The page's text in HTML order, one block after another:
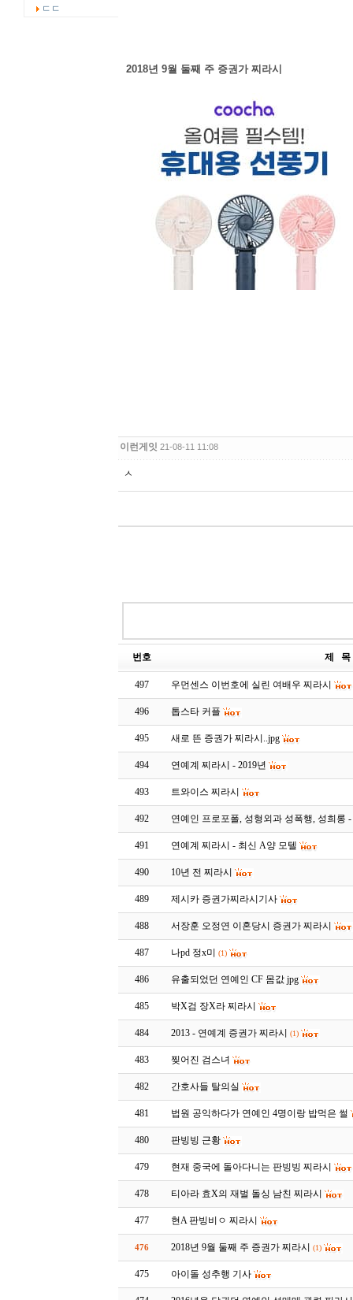
ㄷㄷ
2018년 9월 둘째 주 증권가 찌라시
이런게잇 21-08-11 11:08
ㅅ
번호 제 목
497 우먼센스 이번호에 실린 여배우 찌라시
496 톱스타 커플
495 새로 뜬 증권가 찌라시..jpg
494 연예계 찌라시 - 2019년
493 트와이스 찌라시
492 연예인 프로포폴, 성형외과 성폭행, 성희롱
491 연예계 찌라시 - 최신 A양 모텔
490 10년 전 찌라시
489 제시카 증권가찌라시기사
488 서장훈 오정연 이혼당시 증권가 찌라시
487 나pd 정x미 (1)
486 유출되었던 연예인 CF 몸값 jpg
485 박X검 장X라 찌라시
484 2013 - 연예계 증권가 찌라시 (1)
483 찢어진 검스녀
482 간호사들 탈의실
481 법원 공익하다가 연예인 4명이랑 밥먹은 썰
480 판빙빙 근황
479 현재 중국에 돌아다니는 판빙빙 찌라시
478 티아라 효X의 재벌 돌싱 남친 찌라시
477 현A 판빙비ㅇ 찌라시
476 2018년 9월 둘째 주 증권가 찌라시 (1)
475 아이돌 성추행 기사